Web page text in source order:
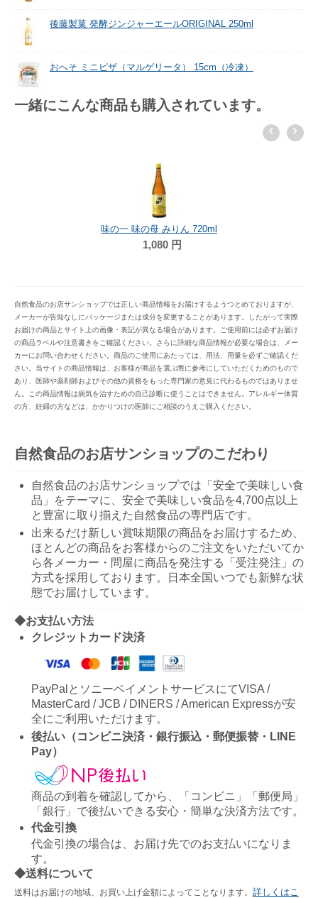
後藤製菓 発酵ジンジャーエールORIGINAL 250ml
おへそ ミニピザ（マルゲリータ） 15cm（冷凍）
一緒にこんな商品も購入されています。
味の一 味の母 みりん 720ml
1,080 円
自然食品のお店サンショップでは正しい商品情報をお届けするようつとめておりますが、
メーカーが告知なしにパッケージまたは成分を変更することがあります。したがって実際
お届けの商品とサイト上の画像・表記が異なる場合があります。ご使用前には必ずお届け
の商品ラベルや注意書きをご確認ください。さらに詳細な商品情報が必要な場合は、メー
カーにお問い合わせください。商品のご使用にあたっては、用法、用量を必ずご確認くだ
さい。当サイトの商品情報は、お客様が商品を選ぶ際に参考にしていただくためのもので
あり、医師や薬剤師およびその他の資格をもった専門家の意見に代わるものではありませ
ん。この商品情報は病気を治すための自己診断に使うことはできません。アレルギー体質
の方、妊婦の方などは、かかりつけの医師にご相談のうえご購入ください。
自然食品のお店サンショップのこだわり
自然食品のお店サンショップでは「安全で美味しい食
品」をテーマに、安全で美味しい食品を4,700点以上
と豊富に取り揃えた自然食品の専門店です。
出来るだけ新しい賞味期限の商品をお届けするため、
ほとんどの商品をお客様からのご注文をいただいてか
ら各メーカー・問屋に商品を発注する「受注発注」の
方式を採用しております。日本全国いつでも新鮮な状
態でお届けしています。
◆お支払い方法
クレジットカード決済
PayPalとソニーペイメントサービスにてVISA /
MasterCard / JCB / DINERS / American Expressが安
全にご利用いただけます。
後払い（コンビニ決済・銀行振込・郵便振替・LINE
Pay）
商品の到着を確認してから、「コンビニ」「郵便局」
「銀行」で後払いできる安心・簡単な決済方法です。
代金引換
代金引換の場合は、お届け先でのお支払いになりま
す。
◆送料について
送料はお届けの地域、お買い上げ金額によってことなります。 詳しくはこ